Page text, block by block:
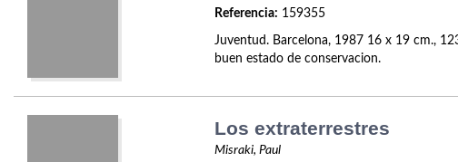
Referencia: 159355
Juventud. Barcelona, 1987 16 x 19 cm.,
buen estado de conservacion.
Los extraterrestres
Misraki, Paul